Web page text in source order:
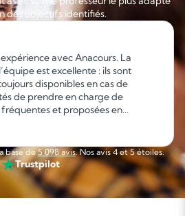
des objectifs identifiés.
expérience avec Anacours. La
est excellente : ils sont
disponibles en cas de
de prendre en charge de
et proposées en
ce qui permet d’organiser
que je recommande sans
base de5 098 avis. Nos avis 4 et 5 étoiles.
Trustpilot